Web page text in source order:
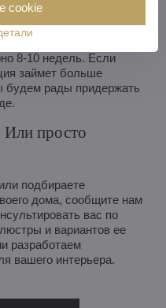
в течение 3-4
изменения или
8-10 недель. Если
займет больше
будем рады придержать
Или просто
подбираете
дома, сообщите нам
вас по
и вариантов ее
разработаем
вашего интерьера.
cookie